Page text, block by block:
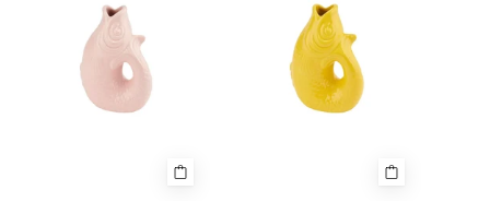
CARAFON
XS
CARAFON
XS